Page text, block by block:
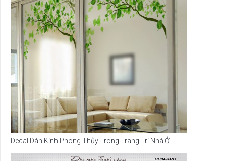
Decal Dán Kính Phong Thủy Trong Trang Trí Nhà Ở